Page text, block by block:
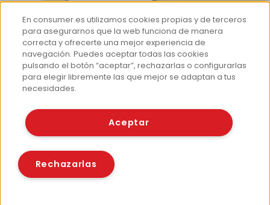
Hemeroteca
Contacto
Prensa
Corpus Lingüístico Consumer
© Fundación EROSKI
Políticas de cookies
En consumer.es utilizamos cookies propias y de terceros
para asegurarnos que la web funciona de manera
correcta y ofrecerte una mejor experiencia de
navegación. Puedes aceptar todas las cookies
pulsando el botón “aceptar”, rechazarlas o configurarlas
para elegir libremente las que mejor se adaptan a tus
necesidades.
Aceptar
Rechazarlas